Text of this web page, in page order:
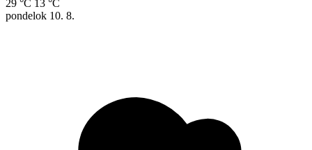
29 °C 13 °C
pondelok 10. 8.